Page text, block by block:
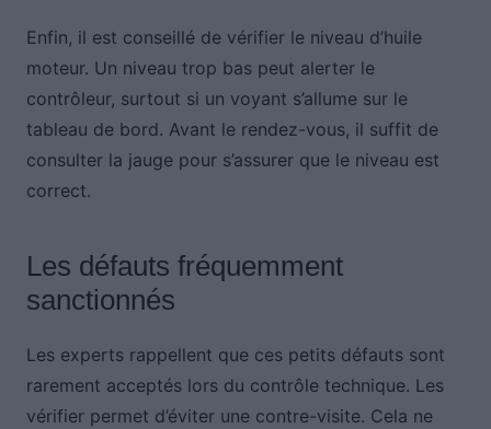
Enfin, il est conseillé de vérifier le niveau d’huile
moteur. Un niveau trop bas peut alerter le
contrôleur, surtout si un voyant s’allume sur le
tableau de bord. Avant le rendez-vous, il suffit de
consulter la jauge pour s’assurer que le niveau est
correct.
Les défauts fréquemment
sanctionnés
Les experts rappellent que ces petits défauts sont
rarement acceptés lors du contrôle technique. Les
vérifier permet d’éviter une contre-visite. Cela ne